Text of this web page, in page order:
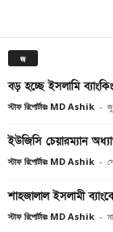
জ
বড় হচ্ছে ইসলামি
স্টাফ রিপোর্টারঃ MD Ashik -
ইউজিসি চেয়ারম্যান
স্টাফ রিপোর্টারঃ MD Ashik -
শাহজালাল ইসলামী
স্টাফ রিপোর্টারঃ MD Ashik -